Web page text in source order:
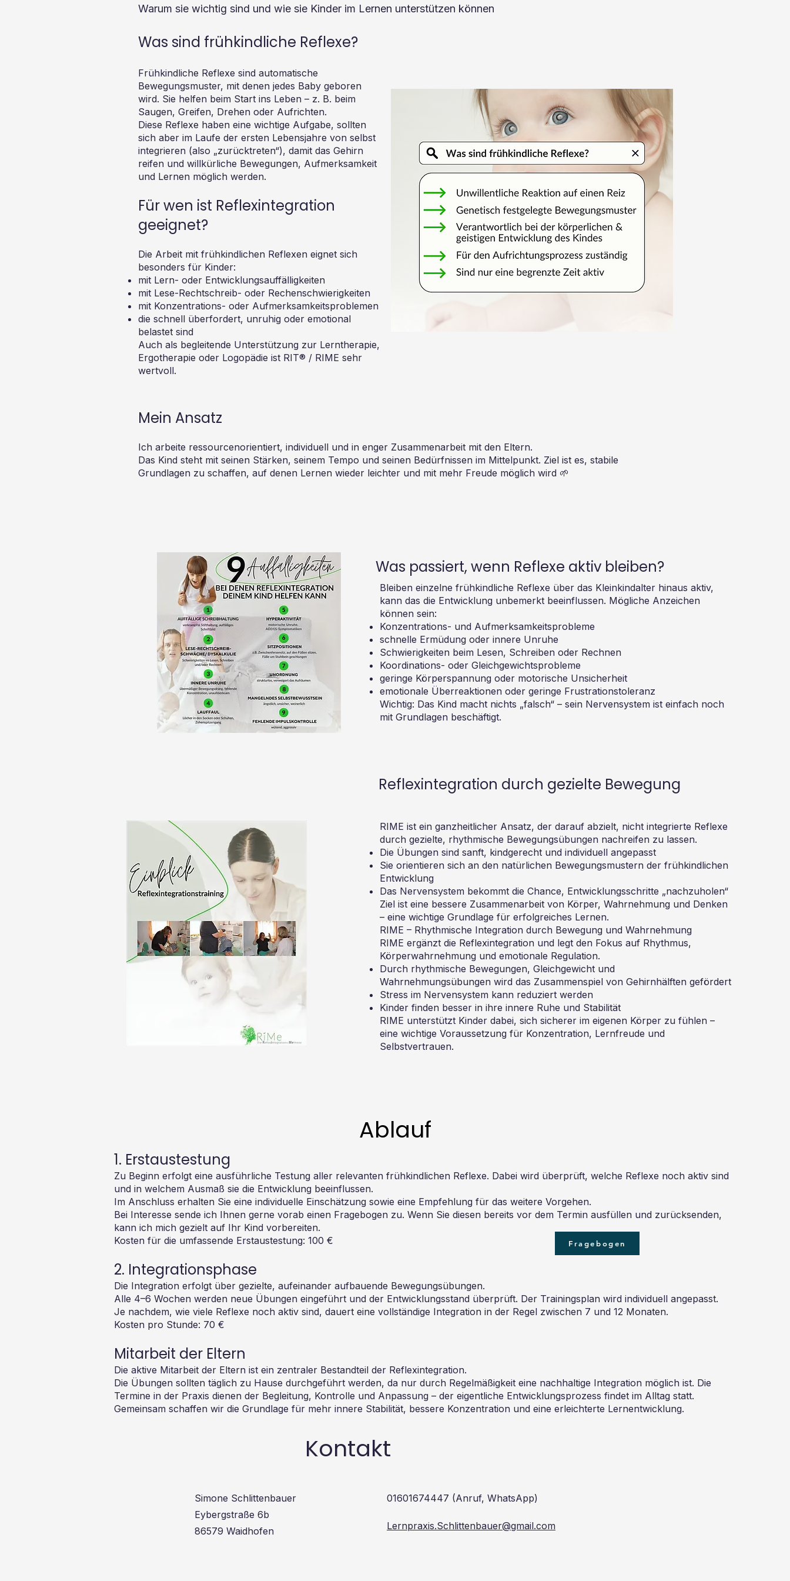
Warum sie wichtig sind und wie sie Kinder im Lernen unterstützen können
Was sind frühkindliche Reflexe?
Frühkindliche Reflexe sind automatische
Bewegungsmuster, mit denen jedes Baby geboren
wird. Sie helfen beim Start ins Leben – z. B. beim
Saugen, Greifen, Drehen oder Aufrichten.
Diese Reflexe haben eine wichtige Aufgabe, sollten
sich aber im Laufe der ersten Lebensjahre von selbst
integrieren (also „zurücktreten“), damit das Gehirn
reifen und willkürliche Bewegungen, Aufmerksamkeit
und Lernen möglich werden.
Für wen ist Reflexintegration
geeignet?
Die Arbeit mit frühkindlichen Reflexen eignet sich
besonders für Kinder:
mit Lern- oder Entwicklungsauffälligkeiten
mit Lese-Rechtschreib- oder Rechenschwierigkeiten
mit Konzentrations- oder Aufmerksamkeitsproblemen
die schnell überfordert, unruhig oder emotional
belastet sind
Auch als begleitende Unterstützung zur Lerntherapie,
Ergotherapie oder Logopädie ist RIT® / RIME sehr
wertvoll.
Mein Ansatz
Ich arbeite ressourcenorientiert, individuell und in enger Zusammenarbeit mit den Eltern.
Das Kind steht mit seinen Stärken, seinem Tempo und seinen Bedürfnissen im Mittelpunkt. Ziel ist es, stabile
Grundlagen zu schaffen, auf denen Lernen wieder leichter und mit mehr Freude möglich wird 🌱
Was passiert, wenn Reflexe aktiv bleiben?
Bleiben einzelne frühkindliche Reflexe über das Kleinkindalter hinaus aktiv,
kann das die Entwicklung unbemerkt beeinflussen. Mögliche Anzeichen
können sein:
Konzentrations- und Aufmerksamkeitsprobleme
schnelle Ermüdung oder innere Unruhe
Schwierigkeiten beim Lesen, Schreiben oder Rechnen
Koordinations- oder Gleichgewichtsprobleme
geringe Körperspannung oder motorische Unsicherheit
emotionale Überreaktionen oder geringe Frustrationstoleranz
Wichtig: Das Kind macht nichts „falsch“ – sein Nervensystem ist einfach noch
mit Grundlagen beschäftigt.
Reflexintegration durch gezielte Bewegung
RIME ist ein ganzheitlicher Ansatz, der darauf abzielt, nicht integrierte Reflexe
durch gezielte, rhythmische Bewegungsübungen nachreifen zu lassen.
Die Übungen sind sanft, kindgerecht und individuell angepasst
Sie orientieren sich an den natürlichen Bewegungsmustern der frühkindlichen
Entwicklung
Das Nervensystem bekommt die Chance, Entwicklungsschritte „nachzuholen“
Ziel ist eine bessere Zusammenarbeit von Körper, Wahrnehmung und Denken
– eine wichtige Grundlage für erfolgreiches Lernen.
RIME – Rhythmische Integration durch Bewegung und Wahrnehmung
RIME ergänzt die Reflexintegration und legt den Fokus auf Rhythmus,
Körperwahrnehmung und emotionale Regulation.
Durch rhythmische Bewegungen, Gleichgewicht und
Wahrnehmungsübungen wird das Zusammenspiel von Gehirnhälften gefördert
Stress im Nervensystem kann reduziert werden
Kinder finden besser in ihre innere Ruhe und Stabilität
RIME unterstützt Kinder dabei, sich sicherer im eigenen Körper zu fühlen –
eine wichtige Voraussetzung für Konzentration, Lernfreude und
Selbstvertrauen.
Ablauf
1. Erstaustestung
Zu Beginn erfolgt eine ausführliche Testung aller relevanten frühkindlichen Reflexe. Dabei wird überprüft, welche Reflexe noch aktiv sind
und in welchem Ausmaß sie die Entwicklung beeinflussen.
Im Anschluss erhalten Sie eine individuelle Einschätzung sowie eine Empfehlung für das weitere Vorgehen.
Bei Interesse sende ich Ihnen gerne vorab einen Fragebogen zu. Wenn Sie diesen bereits vor dem Termin ausfüllen und zurücksenden,
kann ich mich gezielt auf Ihr Kind vorbereiten.
Kosten für die umfassende Erstaustestung: 100 €
2. Integrationsphase
Die Integration erfolgt über gezielte, aufeinander aufbauende Bewegungsübungen.
Alle 4–6 Wochen werden neue Übungen eingeführt und der Entwicklungsstand überprüft. Der Trainingsplan wird individuell angepasst.
Je nachdem, wie viele Reflexe noch aktiv sind, dauert eine vollständige Integration in der Regel zwischen 7 und 12 Monaten.
Kosten pro Stunde: 70 €
Mitarbeit der Eltern
Die aktive Mitarbeit der Eltern ist ein zentraler Bestandteil der Reflexintegration.
Die Übungen sollten täglich zu Hause durchgeführt werden, da nur durch Regelmäßigkeit eine nachhaltige Integration möglich ist. Die
Termine in der Praxis dienen der Begleitung, Kontrolle und Anpassung – der eigentliche Entwicklungsprozess findet im Alltag statt.
Gemeinsam schaffen wir die Grundlage für mehr innere Stabilität, bessere Konzentration und eine erleichterte Lernentwicklung.
Fragebogen
Kontakt
Simone Schlittenbauer
Eybergstraße 6b
86579 Waidhofen
01601674447 (Anruf, WhatsApp)
Lernpraxis.Schlittenbauer@gmail.com